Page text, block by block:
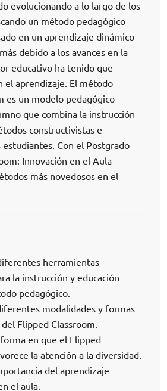
evolucionando a lo largo de los
un método pedagógico
en un aprendizaje dinámico
debido a los avances en la
educativo ha tenido que
el aprendizaje. El método
es un modelo pedagógico
que combina la instrucción
constructivistas e
estudiantes. Con el Postgrado
Innovación en el Aula
más novedosos en el
herramientas
la instrucción y educación
pedagógico.
modalidades y formas
Flipped Classroom.
en que el Flipped
la atención a la diversidad.
del aprendizaje
el aula.